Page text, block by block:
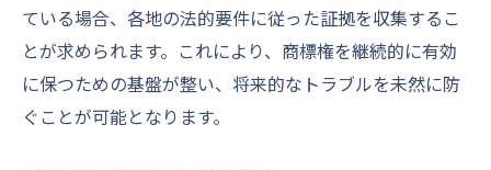
商標更新関連のセミナーと研修情報
専門家が推奨する商標管理ツール
商標更新後の使用状況レビューの重要性
使用状況レビューによる商標権維持
ている場合、各地の法的要件に従った証拠を収集するこ
とが求められます。これにより、商標権を継続的に有効
に保つための基盤が整い、将来的なトラブルを未然に防
ぐことが可能となります。